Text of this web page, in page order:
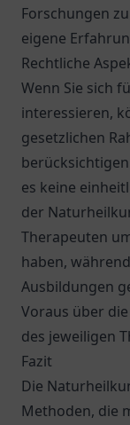
Forschungen
eigene
Rechtliche
Wenn Sie sich
interessieren,
gesetzlichen
es keine
der
Therapeuten
haben,
Ausbildungen
Voraus über
des jeweiligen
Fazit
Die
Methoden, die